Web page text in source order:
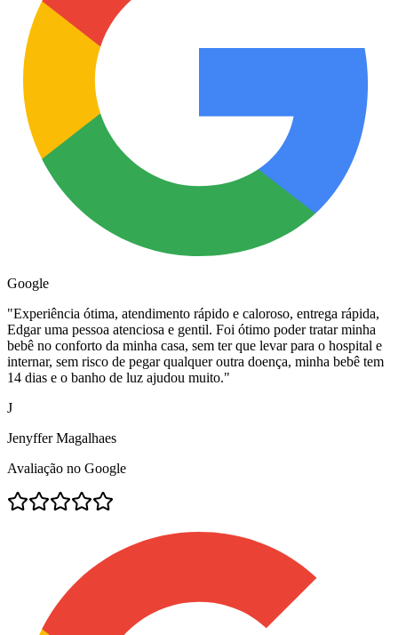
Google
"Experiência ótima, atendimento rápido e caloroso, entrega rápida,
Edgar uma pessoa atenciosa e gentil. Foi ótimo poder tratar minha
bebê no conforto da minha casa, sem ter que levar para o hospital e
internar, sem risco de pegar qualquer outra doença, minha bebê tem
14 dias e o banho de luz ajudou muito."
J
Jenyffer Magalhaes
Avaliação no Google